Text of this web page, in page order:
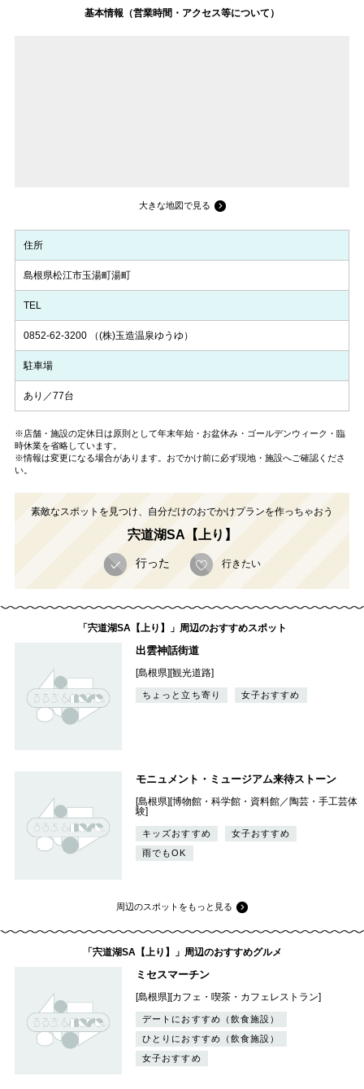
基本情報（営業時間・アクセス等について）
大きな地図で見る
住所
島根県松江市玉湯町湯町
TEL
0852-62-3200（(株)玉造温泉ゆうゆ）
駐車場
あり／77台
※店舗・施設の定休日は原則として年末年始・お盆休み・ゴールデンウィーク・臨
時休業を省略しています。
※情報は変更になる場合があります。おでかけ前に必ず現地・施設へご確認くださ
い。
素敵なスポットを見つけ、自分だけのおでかけプランを作っちゃおう
宍道湖SA【上り】
行った 行きたい
「宍道湖SA【上り】」周辺のおすすめスポット
出雲神話街道
[島根県][観光道路]
ちょっと立ち寄り 女子おすすめ
モニュメント・ミュージアム来待ストーン
[島根県][博物館・科学館・資料館／陶芸・手工芸体
験]
キッズおすすめ
女子おすすめ
雨でもOK
周辺のスポットをもっと見る
「宍道湖SA【上り】」周辺のおすすめグルメ
ミセスマーチン
[島根県][カフェ・喫茶・カフェレストラン]
デートにおすすめ（飲食施設）
ひとりにおすすめ（飲食施設）
女子おすすめ